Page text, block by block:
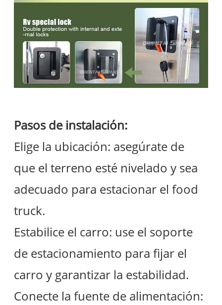
Pasos de instalación:
Elige la ubicación: asegúrate de
que el terreno esté nivelado y sea
adecuado para estacionar el food
truck.
Estabilice el carro: use el soporte
de estacionamiento para fijar el
carro y garantizar la estabilidad.
Conecte la fuente de alimentación: